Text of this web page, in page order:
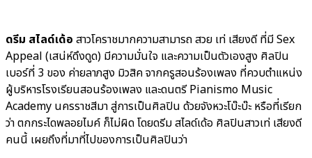
ดรีม สไลด์เด้อ สาวโคราชมากความสามารถ สวย เท่ เสียงดี ที่มี Sex
Appeal (เสน่ห์ดึงดูด) มีความมั่นใจ และความเป็นตัวเองสูง ศิลปิน
เบอร์ที่ 3 ของ ค่ายลาภสูง มิวสิค จากครูสอนร้องเพลง ที่ควบตำแหน่ง
ผู้บริหารโรงเรียนสอนร้องเพลง และดนตรี Pianismo Music
Academy นครราชสีมา สู่การเป็นศิลปิน ด้วยจังหวะโบ๊ะบ๊ะ หรือที่เรียก
ว่า ตกกระไดพลอยไมค์ ก็ไม่ผิด โดยดรีม สไลด์เด้อ ศิลปินสาวเท่ เสียงดี
คนนี้ เผยถึงที่มาที่ไปของการเป็นศิลปินว่า